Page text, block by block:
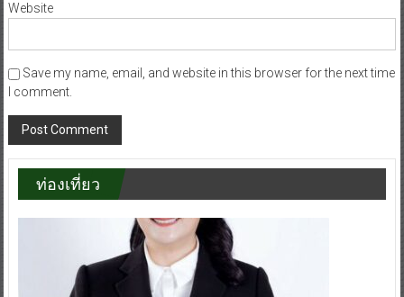
Website
Save my name, email, and website in this browser for the next time
I comment.
ท่องเที่ยว